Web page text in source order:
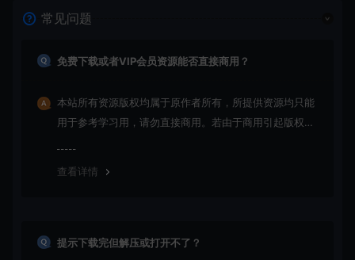
常见问题
免费下载或者VIP会员资源能否直接商用？
本站所有资源版权均属于原作者所有，所提供资源均只能
用于参考学习用，请勿直接商用。若由于商用引起版权纠
查看详情
提示下载完但解压或打开不了？